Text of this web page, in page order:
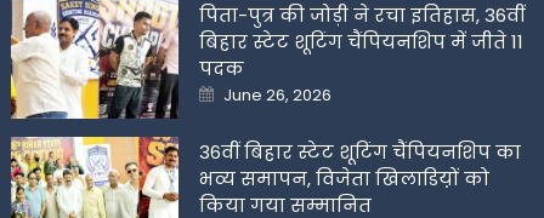
पिता-पुत्र की जोड़ी ने रचा इतिहास, 36वीं
बिहार स्टेट शूटिंग चैंपियनशिप में जीते 11
पदक
Posted
on
June 26, 2026
36वीं बिहार स्टेट शूटिंग चैंपियनशिप का
भव्य समापन, विजेता खिलाडिय़ों को
किया गया सम्मानित